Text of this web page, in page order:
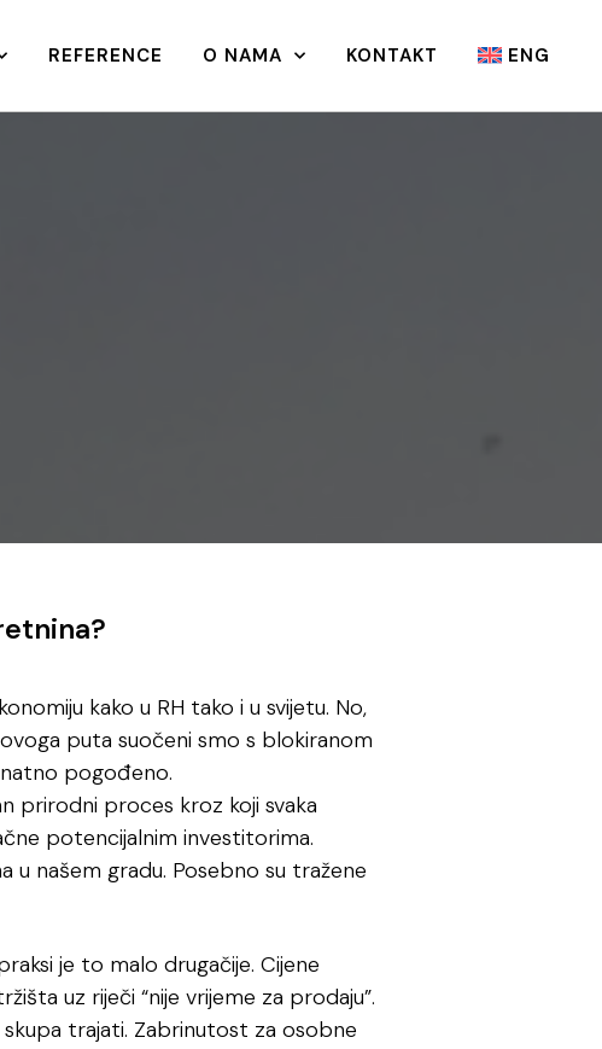
REFERENCE O NAMA KONTAKT ENG
kako u RH tako i u svijetu. No,
puta suočeni smo s blokiranom
pogođeno.
prirodni proces kroz koji svaka
potencijalnim investitorima.
u našem gradu. Posebno su tražene
je to malo drugačije. Cijene
uz riječi “nije vrijeme za prodaju”.
trajati. Zabrinutost za osobne